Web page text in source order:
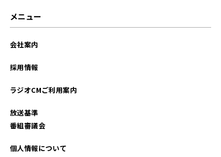
メニュー
会社案内
採用情報
ラジオCMご利用案内
放送基準
番組審議会
個人情報について